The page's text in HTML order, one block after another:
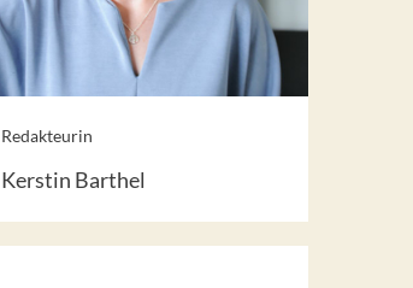
Redakteurin
Kerstin Barthel